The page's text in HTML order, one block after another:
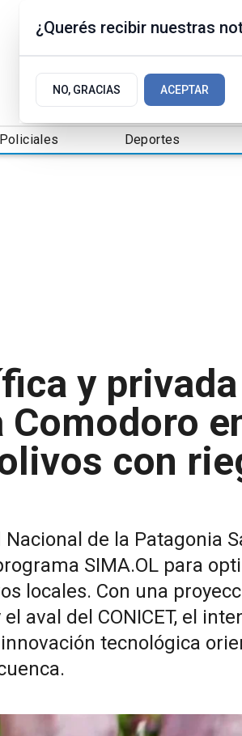
Policiales Deportes
y
con
de la Patagonia
SIMA.OL para
locales. Con una
aval del CONICET, el
tecnológica
¿Querés recibir nuestras
NO, GRACIAS ACEPTAR